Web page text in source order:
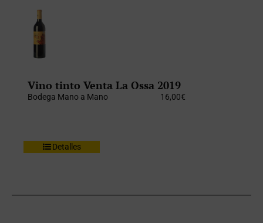
Vino tinto Venta La Ossa 2019
Bodega Mano a Mano 16,00€
Detalles